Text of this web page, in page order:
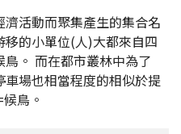
活動而聚集產生的集合名
的小單位(人)大都來自四
。 而在都市叢林中為了
場也相當程度的相似於提
鳥。